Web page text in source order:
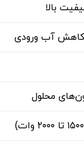
بالا
کاهش آب ورودی
محلول